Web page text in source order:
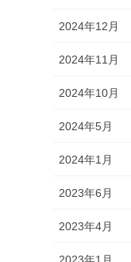
2024年12月
2024年11月
2024年10月
2024年5月
2024年1月
2023年6月
2023年4月
2023年1月